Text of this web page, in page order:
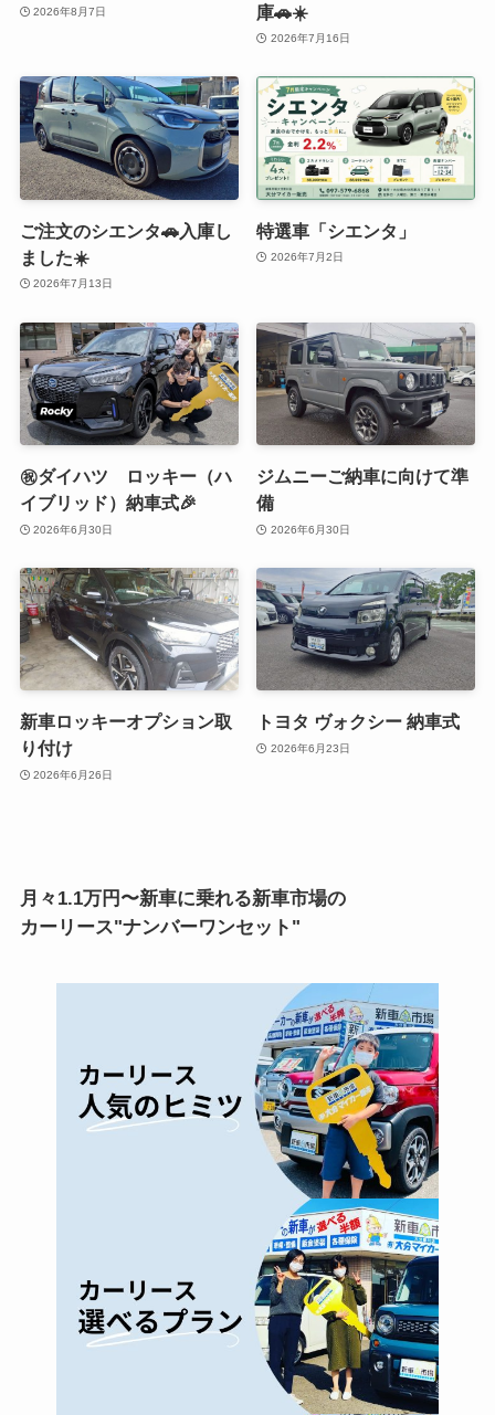
2026年8月7日
庫🚗☀️
2026年7月16日
ご注文のシエンタ🚗入庫し
ました☀️
2026年7月13日
特選車「シエンタ」
2026年7月2日
㊗️ダイハツ ロッキー（ハ
イブリッド）納車式🎉
2026年6月30日
ジムニーご納車に向けて準
備
2026年6月30日
新車ロッキーオプション取
り付け
2026年6月26日
トヨタ ヴォクシー 納車式
2026年6月23日
月々1.1万円〜新車に乗れる新車市場の
カーリース"ナンバーワンセット"